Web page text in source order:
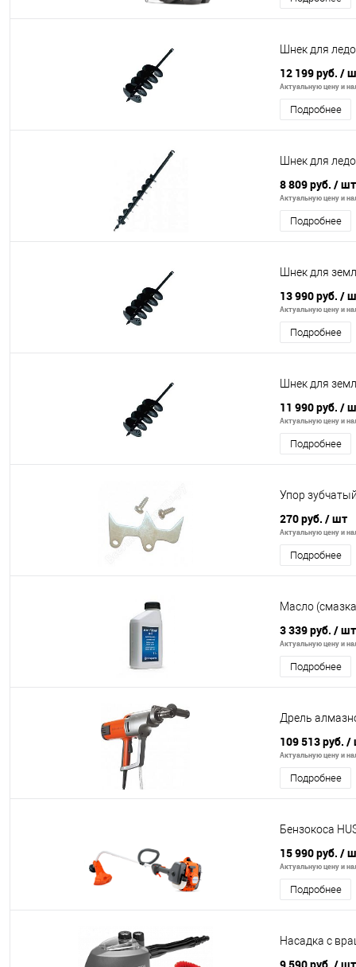
Шнек для
12 199 руб. /
Актуальную цену и
Подробнее
Шнек для
8 809 руб. / шт
Актуальную цену и
Подробнее
Шнек для
13 990 руб. /
Актуальную цену и
Подробнее
Шнек для
11 990 руб. /
Актуальную цену и
Подробнее
Упор
270 руб. / шт
Актуальную цену и
Подробнее
Масло
3 339 руб. / шт
Актуальную цену и
Подробнее
Дрель
109 513 руб. /
Актуальную цену и
Подробнее
Бензокоса
15 990 руб. /
Актуальную цену и
Подробнее
Насадка с